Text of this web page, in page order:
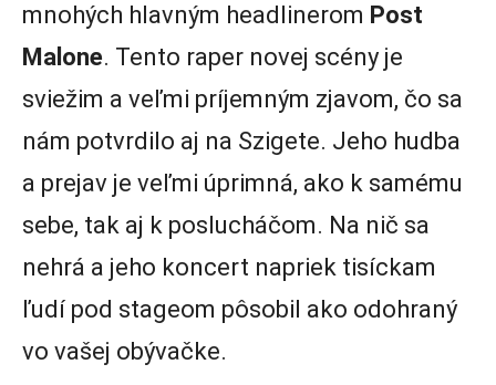
mnohých hlavným headlinerom Post
Malone. Tento raper novej scény je
sviežim a veľmi príjemným zjavom, čo sa
nám potvrdilo aj na Szigete. Jeho hudba
a prejav je veľmi úprimná, ako k samému
sebe, tak aj k poslucháčom. Na nič sa
nehrá a jeho koncert napriek tisíckam
ľudí pod stageom pôsobil ako odohraný
vo vašej obývačke.